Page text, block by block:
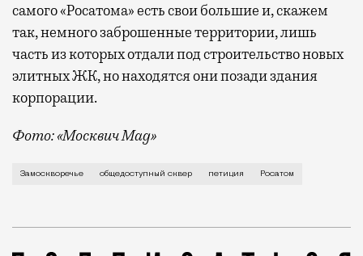
самого «Росатома» есть свои большие и, скажем
так, немного заброшенные территории, лишь
часть из которых отдали под строительство новых
элитных ЖК, но находятся они позади здания
корпорации.
Фото: «Москвич Mag»
Вы ни за что не догадаетесь, что сюда можно
Замоскворечье общедоступный сквер петиция Росатом